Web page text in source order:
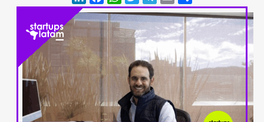
LinkedIn
Facebook
WhatsApp
Twitter